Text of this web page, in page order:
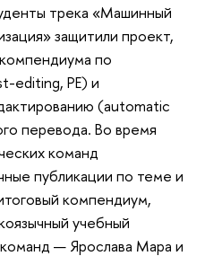
трека «Машинный
защитили проект,
по
editing, PE) и
(automatic
перевода. Во время
команд
публикации по теме и
компендиум,
учебный
— Ярослава Мара и